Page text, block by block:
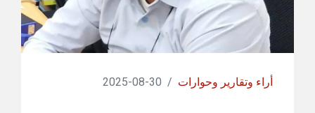
أراء وتقارير وحوارات /
30-08-2025